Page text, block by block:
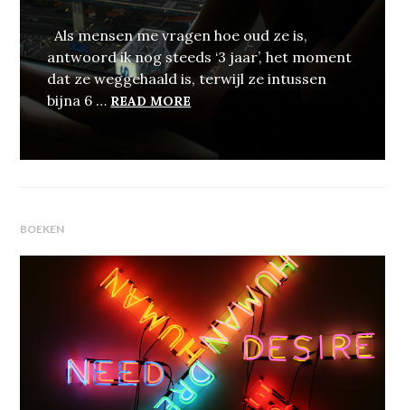
Als mensen me vragen hoe oud ze is,
antwoord ik nog steeds ‘3 jaar’, het moment
dat ze weggehaald is, terwijl ze intussen
bijna 6 … READ MORE
BOEKEN